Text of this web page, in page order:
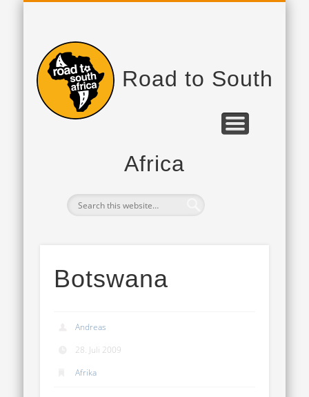
Road to South
Africa
Botswana
Andreas
28. Juli 2009
Afrika